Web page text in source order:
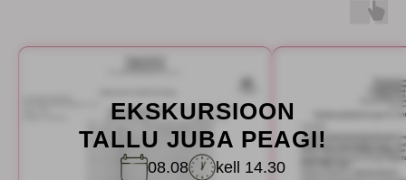
EKSKURSIOON
TALLU JUBA PEAGI!
08.08 kell 14.30